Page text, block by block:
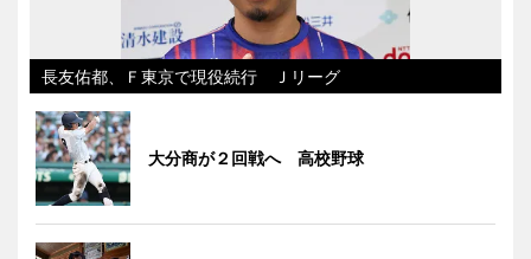
長友佑都、Ｆ東京で現役続行 Ｊリーグ
大分商が２回戦へ 高校野球